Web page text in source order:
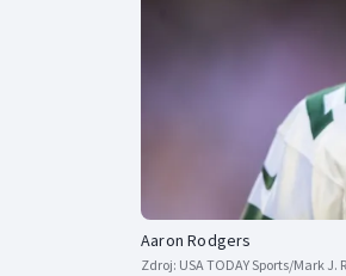
Aaron Rodgers
Zdroj: USA TODAY Sports/Mark J.